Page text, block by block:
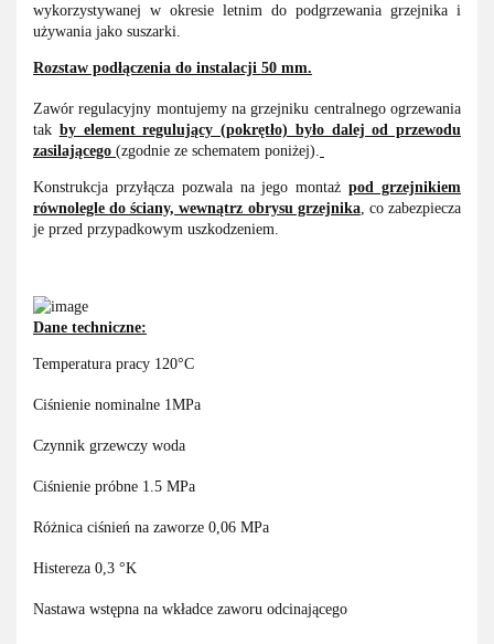
wykorzystywanej w okresie letnim do podgrzewania grzejnika i
używania jako suszarki.
Rozstaw podłączenia do instalacji 50 mm.
Zawór regulacyjny montujemy na grzejniku centralnego ogrzewania
tak by element regulujący (pokrętło) było dalej od przewodu
zasilającego (zgodnie ze schematem poniżej).
Konstrukcja przyłącza pozwala na jego montażpod grzejnikiem
równolegle do ściany, wewnątrz obrysu grzejnika, co zabezpiecza
je przed przypadkowym uszkodzeniem.
Dane techniczne:
Temperatura pracy 120°C
Ciśnienie nominalne 1MPa
Czynnik grzewczy woda
Ciśnienie próbne 1.5 MPa
Różnica ciśnień na zaworze 0,06 MPa
Histereza 0,3 °K
Nastawa wstępna na wkładce zaworu odcinającego